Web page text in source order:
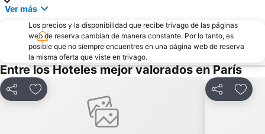
Barrio de la Madeleine
Estación de tren de Montparnasse
Unesco
Gare du Nord Metro Station
Faubourg Saint Germain
Europa
Aeropuerto de París-Orly
Distrito III: Temple
Distrito X: Entrepôt
Montparnasse
Mercado de las Pulgas de la Puerta de Montreuil
Estadio Parque de Príncipes
Ver más
Los precios y la disponibilidad que recibe trivago de las páginas
web de reserva cambian de manera constante. Por lo tanto, es
posible que no siempre encuentres en una página web de reserva
la misma oferta que viste en trivago.
Entre los Hoteles mejor valorados en París
CompartirAñadir a favoritos Compartir